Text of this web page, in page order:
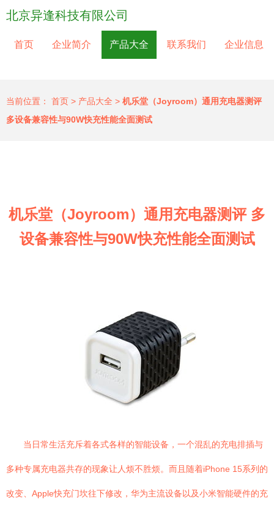
北京异逢科技有限公司
首页 企业简介 产品大全 联系我们 企业信息
当前位置： 首页 > 产品大全 > 机乐堂（Joyroom）通用充电器测评
多设备兼容性与90W快充性能全面测试
机乐堂（Joyroom）通用充电器测评 多
设备兼容性与90W快充性能全面测试
当日常生活充斥着各式各样的智能设备，一个混乱的充电排插与
多种专属充电器共存的现象让人烦不胜烦。而且随着iPhone 15系列的
改变、Apple快充门坎往下修改，华为主流设备以及小米智能硬件的充